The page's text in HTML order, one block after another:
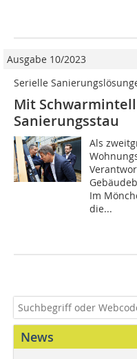
Ausgabe 10/2023
Serielle
Mit
Sanierungsstau
Als
Im
die...
News